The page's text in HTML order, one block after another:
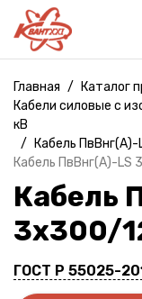
Главная / Каталог
Кабели силовые с
кВ
/
Кабель ПвВнг(A)-
Кабель ПвВнг(A)-LS
Кабель
3х300/
ГОСТ Р 55025-